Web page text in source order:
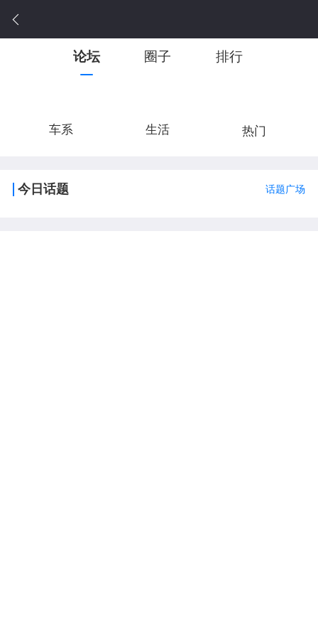
论坛 圈子 排行
车系 生活 热门
今日话题 话题广场